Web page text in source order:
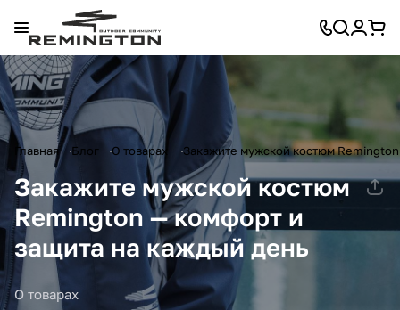
Главная Блог О товарах Закажите мужской костюм
Закажите мужской костюм
Remington — комфорт и
защита на каждый день
О товарах